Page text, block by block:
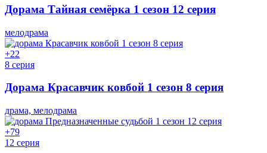
Дорама Тайная семёрка 1 сезон 12 серия
мелодрама
+22
8 серия
Дорама Красавчик ковбой 1 сезон 8 серия
драма, мелодрама
+79
12 серия